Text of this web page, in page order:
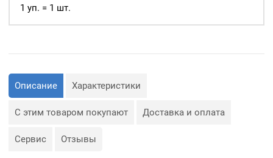
Сфера применения
люверсов очень обширная:
объектов наружной
рекламы (баннеров);
— Изготовление
туристического
— Декор, творчество,
полиграфия.
шт,
1 уп. = 1 шт.
Описание Характеристики
С этим товаром покупают Доставка и оплата
Сервис Отзывы